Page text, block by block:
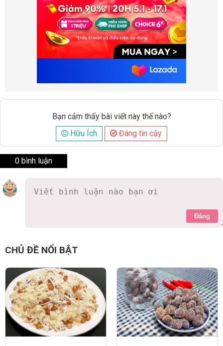
Bạn cảm thấy bài viết này thế nào?
Hữu Ích
Đáng tin cậy
0 bình luận
Đăng
CHỦ ĐỀ NỔI BẬT